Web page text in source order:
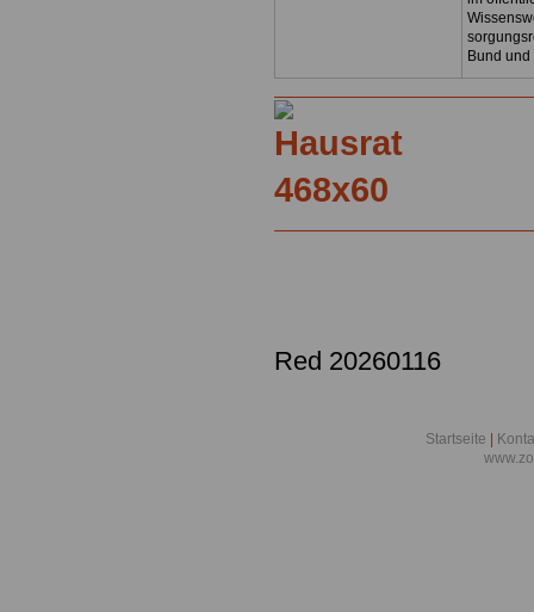
Bund
Red 20260116
Startseite